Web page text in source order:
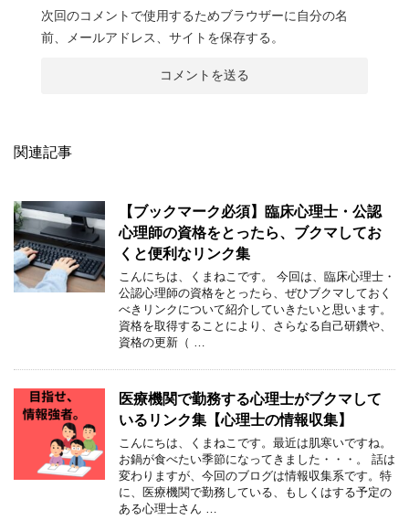
次回のコメントで使用するためブラウザーに自分の名
前、メールアドレス、サイトを保存する。
関連記事
【ブックマーク必須】臨床心理士・公認
心理師の資格をとったら、ブクマしてお
くと便利なリンク集
こんにちは、くまねこです。 今回は、臨床心理士・
公認心理師の資格をとったら、ぜひブクマしておく
べきリンクについて紹介していきたいと思います。
資格を取得することにより、さらなる自己研鑽や、
資格の更新（ …
医療機関で勤務する心理士がブクマして
いるリンク集【心理士の情報収集】
こんにちは、くまねこです。最近は肌寒いですね。
お鍋が食べたい季節になってきました・・・。 話は
変わりますが、今回のブログは情報収集系です。特
に、医療機関で勤務している、もしくはする予定の
ある心理士さん …